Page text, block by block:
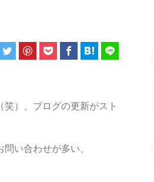
）、ブログの更新がスト
い合わせが多い、